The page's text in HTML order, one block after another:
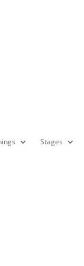
Stages